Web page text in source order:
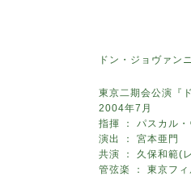
ドン・ジョヴァン
東京二期会公演『
2004年7月
指揮 ： パスカル・
演出 ： 宮本亜門
共演 ： 久保和範(
管弦楽 ： 東京フ